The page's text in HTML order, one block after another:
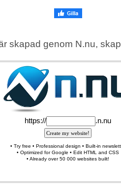
skapad genom N.nu,